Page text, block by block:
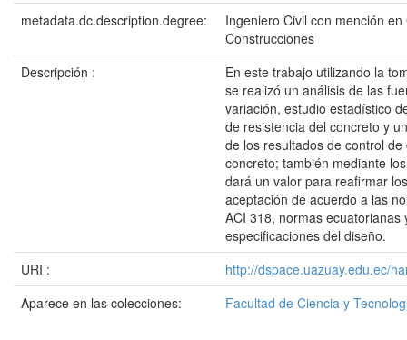
metadata.dc.description.degree:
Ingeniero Civil con mención
Construcciones
Descripción :
En este trabajo utilizando la
se realizó un análisis de las
variación, estudio estadístico
de resistencia del concreto y
de los resultados de control de
concreto; también mediante
dará un valor para reafirmar
aceptación de acuerdo a las
ACI 318, normas ecuatorianas
especificaciones del diseño.
URI :
http://dspace.uazuay.edu.ec/
Aparece en las colecciones:
Facultad de Ciencia y